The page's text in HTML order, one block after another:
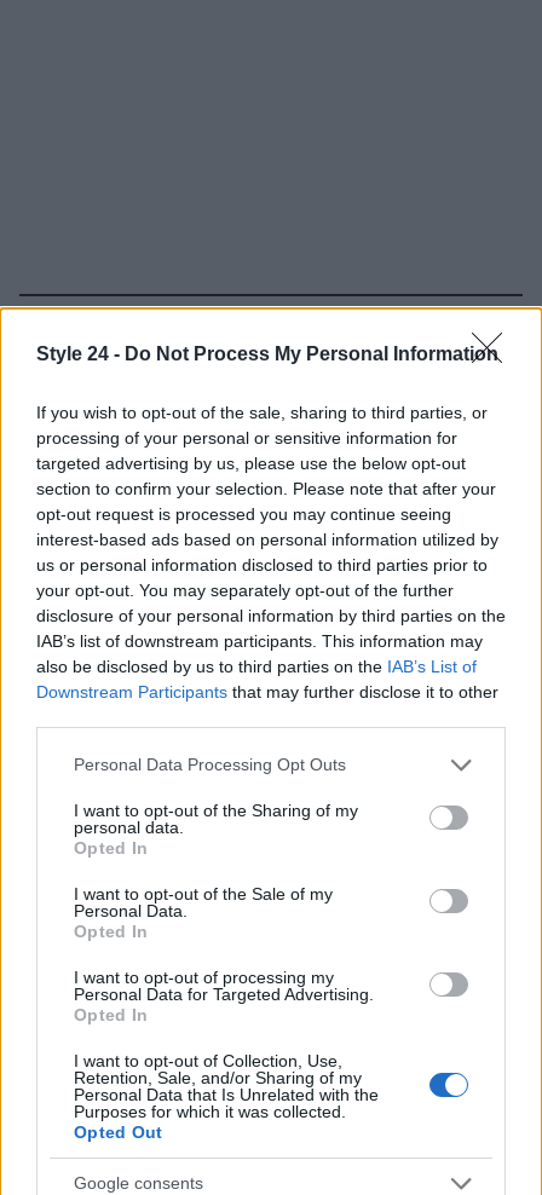
Style 24 - Do Not Process My Personal Information
If you wish to opt-out of the sale, sharing to third parties, or
processing of your personal or sensitive information for
targeted advertising by us, please use the below opt-out
section to confirm your selection. Please note that after your
opt-out request is processed you may continue seeing
interest-based ads based on personal information utilized by
us or personal information disclosed to third parties prior to
your opt-out. You may separately opt-out of the further
disclosure of your personal information by third parties on the
IAB’s list of downstream participants. This information may
also be disclosed by us to third parties on the IAB’s List of
Downstream Participants that may further disclose it to other
Please note that this website/app uses one or more Google
not limited to your visit or usage behaviour. You may click to
grant or deny consent to Google and its third-party tags to
use your data for below specified purposes in below Google
consent section.
Personal Data Processing Opt Outs
I want to opt-out of the Sharing of my
personal data.
Opted In
I want to opt-out of the Sale of my
Personal Data.
Opted In
I want to opt-out of processing my
Personal Data for Targeted Advertising.
Opted In
I want to opt-out of Collection, Use,
Retention, Sale, and/or Sharing of my
Personal Data that Is Unrelated with the
Purposes for which it was collected.
Opted Out
Google consents
Continua a leggere
tracker giusto
FITNESS
Allenamento in spiaggia: sequenze a corpo libero